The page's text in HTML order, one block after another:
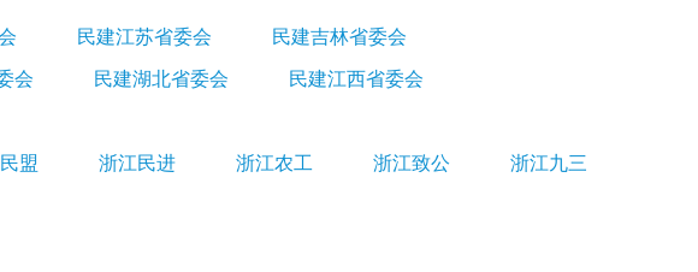
民建江苏省委会
民建吉林省委会
会 民建湖北省委会
民建江西省委会
盟 浙江民进 浙江农工 浙江致公
浙江九三